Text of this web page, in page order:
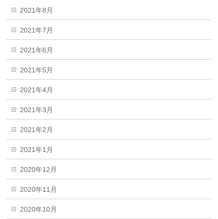
2021年8月
2021年7月
2021年6月
2021年5月
2021年4月
2021年3月
2021年2月
2021年1月
2020年12月
2020年11月
2020年10月